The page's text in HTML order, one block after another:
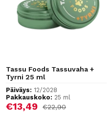
Tassu Foods Tassuvaha +
Tyrni 25 ml
Päiväys: 12/2028
Pakkauskoko: 25 ml
Alennushinta
€13,49 Normaalihinta
€22,90